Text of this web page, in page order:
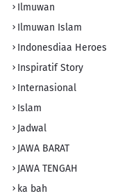
Ilmuwan
Ilmuwan Islam
Indonesdiaa Heroes
Inspiratif Story
Internasional
Islam
Jadwal
JAWA BARAT
JAWA TENGAH
ka bah